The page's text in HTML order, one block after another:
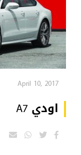
April 10, 2017
اودي A7